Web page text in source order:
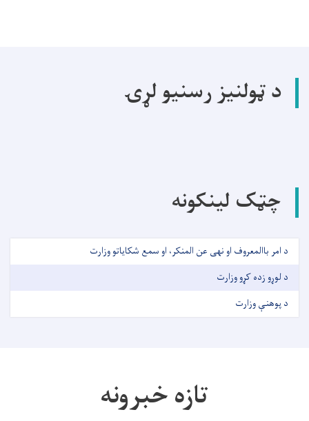
د ټولنیز رسنیو لړۍ
چټک لینکونه
د امر باالمعروف او نهی عن المنکر، او سمع شکایاتو وزارت
د لوړو زده کړو وزارت
د پوهنې وزارت
تازه خبرونه